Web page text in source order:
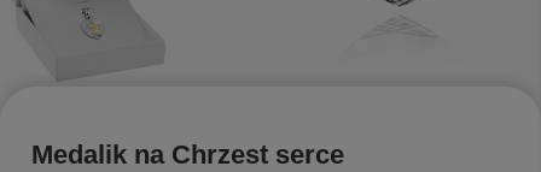
Medalik na Chrzest serce